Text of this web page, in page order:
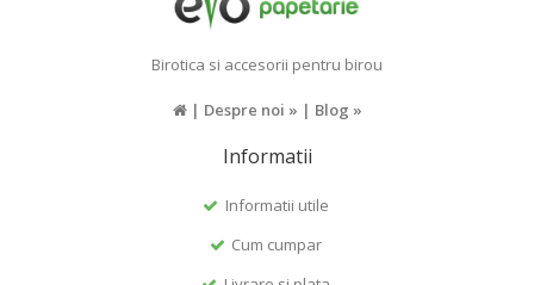
Birotica si accesorii pentru birou
| Despre noi » | Blog »
Informatii
Informatii utile
Cum cumpar